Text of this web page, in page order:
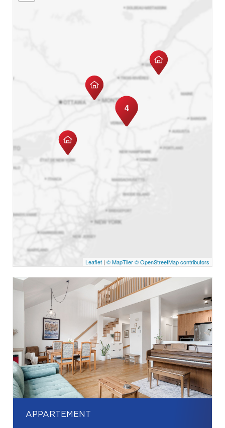
4
Leaflet | © MapTiler© OpenStreetMap contributors
APPARTEMENT